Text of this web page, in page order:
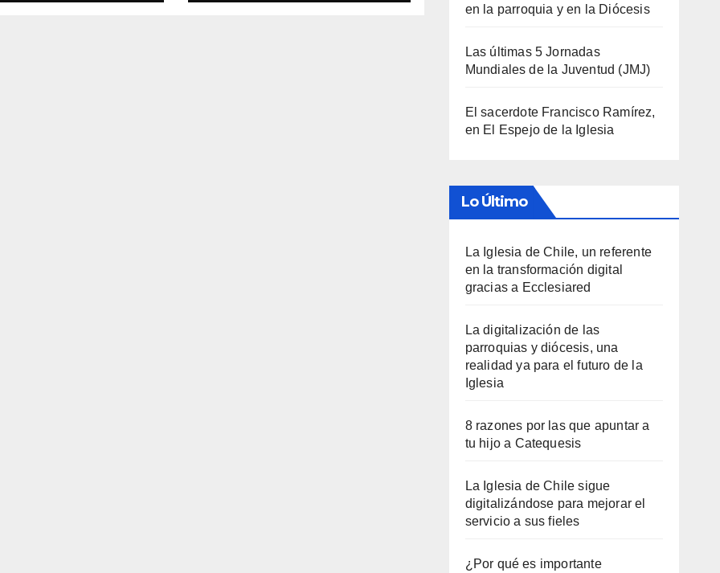
en la parroquia y en la Diócesis
Las últimas 5 Jornadas
Mundiales de la Juventud (JMJ)
El sacerdote Francisco Ramírez,
en El Espejo de la Iglesia
Lo Último
La Iglesia de Chile, un referente
en la transformación digital
gracias a Ecclesiared
La digitalización de las
parroquias y diócesis, una
realidad ya para el futuro de la
Iglesia
8 razones por las que apuntar a
tu hijo a Catequesis
La Iglesia de Chile sigue
digitalizándose para mejorar el
servicio a sus fieles
¿Por qué es importante